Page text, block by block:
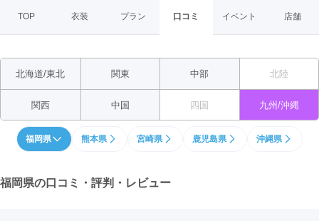
TOP 衣装 プラン 口コミ イベント 店舗
北海道/東北 関東 中部 北陸
関西 中国 四国 九州/沖縄
福岡県 熊本県 宮崎県 鹿児島県 沖縄県
福岡県の口コミ・評判・レビュー